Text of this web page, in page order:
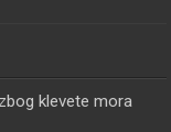
klevete mora